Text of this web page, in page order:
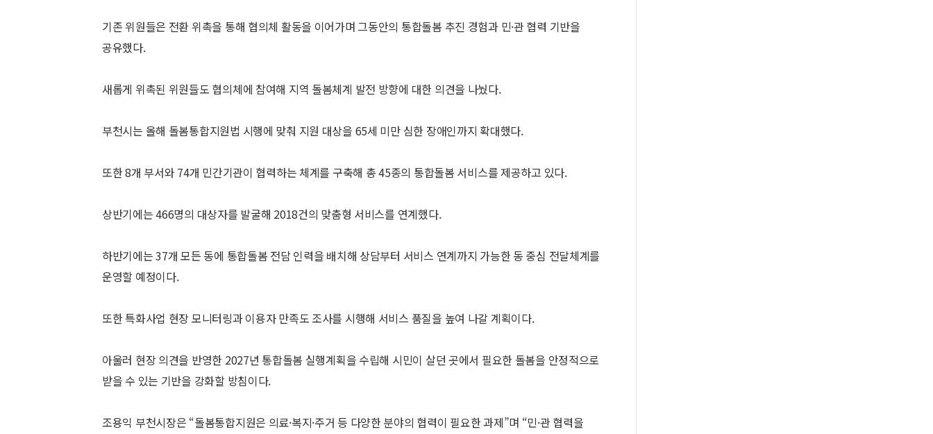
기존 위원들은 전환 위촉을 통해 협의체 활동을 이어가며 그동안의 통합돌봄 추진 경험과 민·관 협력 기반을
공유했다.
새롭게 위촉된 위원들도 협의체에 참여해 지역 돌봄체계 발전 방향에 대한 의견을 나눴다.
부천시는 올해 돌봄통합지원법 시행에 맞춰 지원 대상을 65세 미만 심한 장애인까지 확대했다.
또한 8개 부서와 74개 민간기관이 협력하는 체계를 구축해 총 45종의 통합돌봄 서비스를 제공하고 있다.
상반기에는 466명의 대상자를 발굴해 2018건의 맞춤형 서비스를 연계했다.
하반기에는 37개 모든 동에 통합돌봄 전담 인력을 배치해 상담부터 서비스 연계까지 가능한 동 중심 전달체계를
운영할 예정이다.
또한 특화사업 현장 모니터링과 이용자 만족도 조사를 시행해 서비스 품질을 높여 나갈 계획이다.
아울러 현장 의견을 반영한 2027년 통합돌봄 실행계획을 수립해 시민이 살던 곳에서 필요한 돌봄을 안정적으로
받을 수 있는 기반을 강화할 방침이다.
조용익 부천시장은 “돌봄통합지원은 의료·복지·주거 등 다양한 분야의 협력이 필요한 과제”며 “민·관 협력을